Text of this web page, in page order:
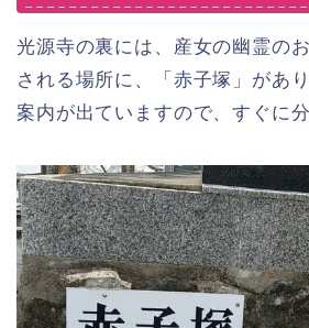
光源寺の裏には、産女の幽霊の
される場所に、「赤子塚」があり
案内が出ていますので、すぐに